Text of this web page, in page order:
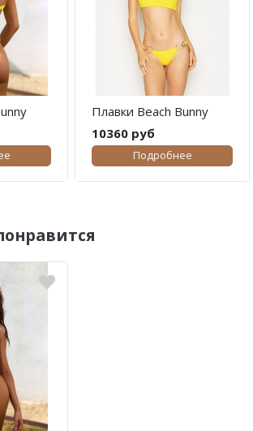
Плавки Beach Bunny
10360 руб
Подробнее